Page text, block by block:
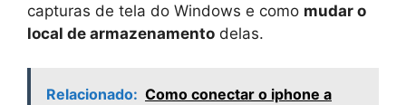
capturas de tela do Windows e como mudar o
local de armazenamento delas.
Relacionado: Como conectar o iphone a